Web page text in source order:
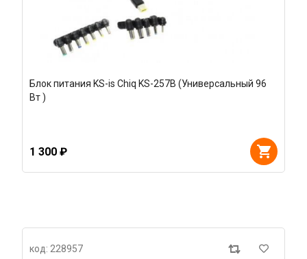
Блок питания KS-is Chiq KS-257B (Универсальный 96
Вт )
1 300 ₽
код: 228957